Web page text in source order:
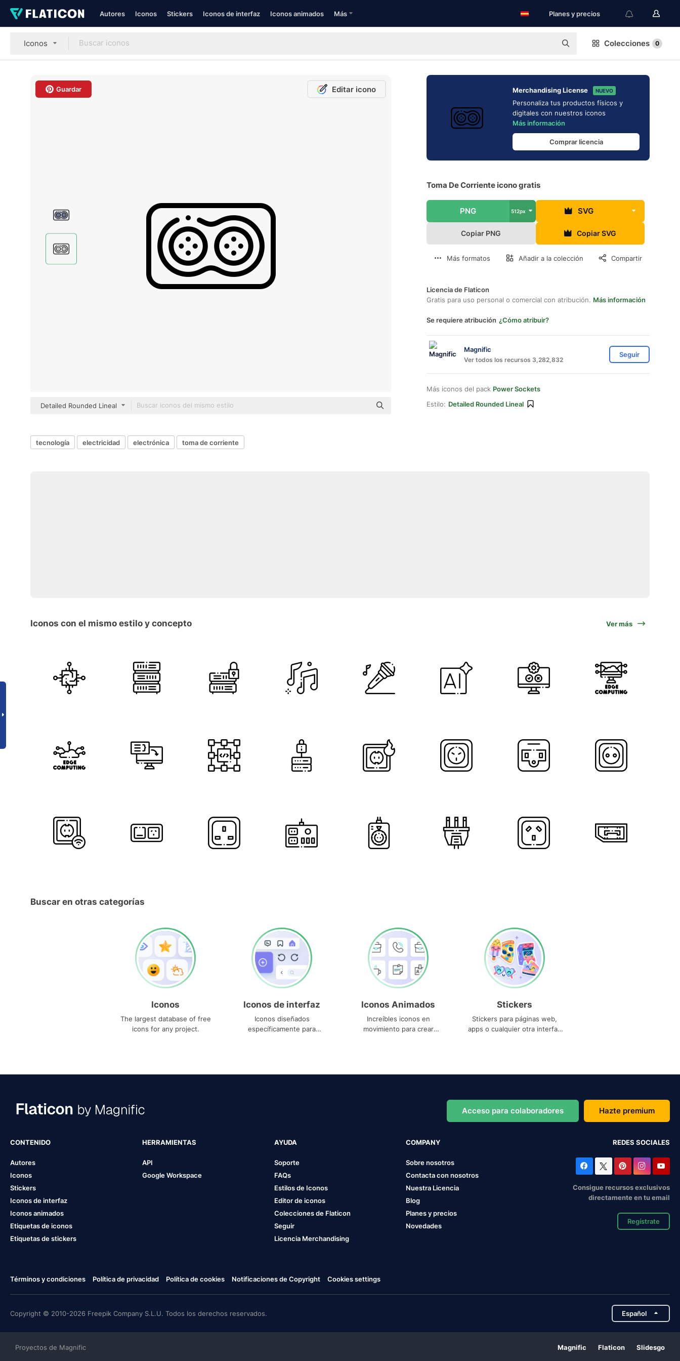
Autores Iconos Stickers Iconos de interfaz Iconos animados Más Planes y precios
Iconos Colecciones 0
Guardar Editar icono
Detailed Rounded Lineal
Merchandising License NUEVO
Personaliza tus productos físicos y
digitales con nuestros iconos
Más información
Comprar licencia
Toma De Corriente icono gratis
PNG 512px SVG
Copiar PNG Copiar SVG
Más formatos Añadir a la colección Compartir
Licencia de Flaticon
Gratis para uso personal o comercial con atribución. Más información
Se requiere atribución ¿Cómo atribuir?
Magnific
Ver todos los recursos 3,282,832
Seguir
Más iconos del pack Power Sockets
Estilo: Detailed Rounded Lineal
tecnología electricidad electrónica toma de corriente
Iconos con el mismo estilo y concepto Ver más
Buscar en otras categorías
Iconos
The largest database of free
icons for any project.
Iconos de interfaz
Iconos diseñados
específicamente para
Iconos Animados
Increíbles iconos en
movimiento para crear
Stickers
Stickers para páginas web,
apps o cualquier otra interfaz
Acceso para colaboradores Hazte premium
CONTENIDO
Autores
Iconos
Stickers
Iconos de interfaz
Iconos animados
Etiquetas de iconos
Etiquetas de stickers
HERRAMIENTAS
API
Google Workspace
AYUDA
Soporte
FAQs
Estilos de Iconos
Editor de iconos
Colecciones de Flaticon
Seguir
Licencia Merchandising
COMPANY
Sobre nosotros
Contacta con nosotros
Nuestra Licencia
Blog
Planes y precios
Novedades
REDES SOCIALES
Consigue recursos exclusivos
directamente en tu email
Regístrate
Términos y condiciones Política de privacidad Política de cookies Notificaciones de Copyright Cookies settings
Copyright © 2010-2026 Freepik Company S.L.U. Todos los derechos reservados. Español
Proyectos de Magnific Magnific Flaticon Slidesgo